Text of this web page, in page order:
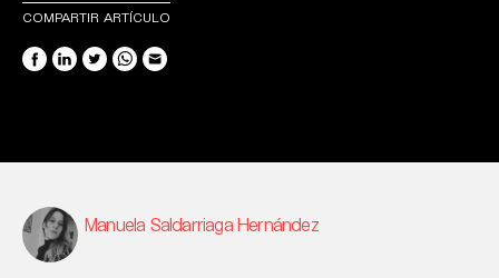
COMPARTIR ARTÍCULO
Manuela Saldarriaga Hernández